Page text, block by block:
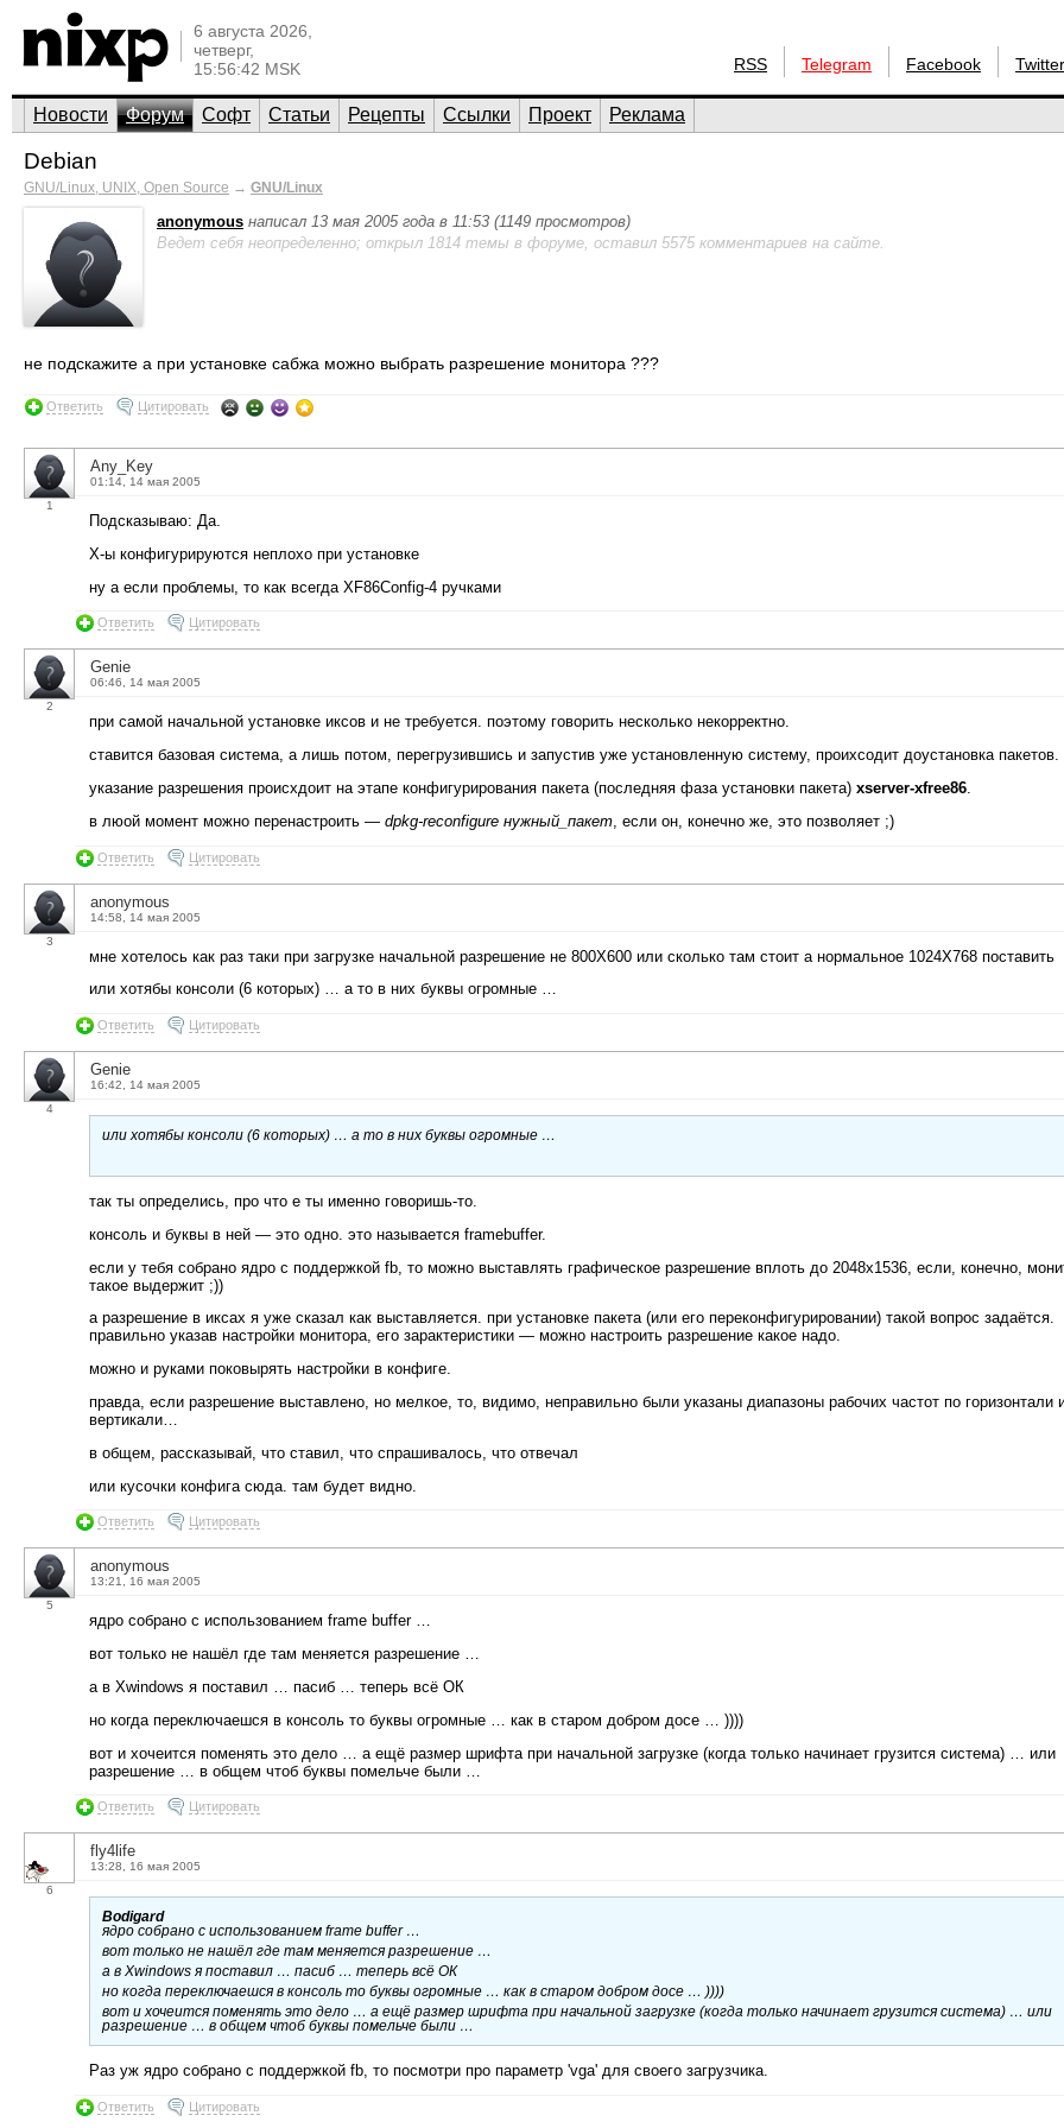
6 августа 2026,
четверг,
15:56:42 MSK
RSS Telegram Facebook Twitter
Новости Форум Софт Статьи Рецепты Ссылки Проект Реклама
Debian
GNU/Linux, UNIX, Open Source → GNU/Linux
anonymous написал 13 мая 2005 года в 11:53 (1149 просмотров)
Ведет себя неопределенно; открыл 1814 темы в форуме, оставил 5575 комментариев на сайте.
не подскажите а при установке сабжа можно выбрать разрешение монитора ???
Ответить Цитировать
1
Any_Key
01:14, 14 мая 2005
Подсказываю: Да.
Х-ы конфигурируются неплохо при установке
ну а если проблемы, то как всегда XF86Config-4 ручками
Ответить Цитировать
2
Genie
06:46, 14 мая 2005
при самой начальной установке иксов и не требуется. поэтому говорить несколько некорректно.
ставится базовая система, а лишь потом, перегрузившись и запустив уже установленную систему, проихсодит доустановка пакетов.
указание разрешения происхдоит на этапе конфигурирования пакета (последняя фаза установки пакета) xserver-xfree86
в люой момент можно перенастроить — dpkg-reconfigure нужный_пакет , если он, конечно же, это позволяет ;)
Ответить Цитировать
3
anonymous
14:58, 14 мая 2005
мне хотелось как раз таки при загрузке начальной разрешение не 800Х600 или сколько там стоит а нормальное 1024Х768 поставить
или хотябы консоли (6 которых) … а то в них буквы огромные …
Ответить Цитировать
4
Genie
16:42, 14 мая 2005
или хотябы консоли (6 которых) … а то в них буквы огромные …
так ты определись, про что е ты именно говоришь-то.
консоль и буквы в ней — это одно. это называется framebuffer.
если у тебя собрано ядро с поддержкой fb, то можно выставлять графическое разрешение вплоть до 2048х1536, если, конечно,
такое выдержит ;))
а разрешение в иксах я уже сказал как выставляется. при установке пакета (или его переконфигурировании) такой вопрос задаётся.
правильно указав настройки монитора, его зарактеристики — можно настроить разрешение какое надо.
можно и руками поковырять настройки в конфиге.
правда, если разрешение выставлено, но мелкое, то, видимо, неправильно были указаны диапазоны рабочих частот по горизонтали
вертикали…
в общем, рассказывай, что ставил, что спрашивалось, что отвечал
или кусочки конфига сюда. там будет видно.
Ответить Цитировать
5
anonymous
13:21, 16 мая 2005
ядро собрано с использованием frame buffer …
вот только не нашёл где там меняется разрешение …
а в Xwindows я поставил … пасиб … теперь всё ОК
но когда переключаешся в консоль то буквы огромные … как в старом добром досе … ))))
вот и хочеится поменять это дело … а ещё размер шрифта при начальной загрузке (когда только начинает грузится система) … или
разрешение … в общем чтоб буквы помельче были …
Ответить Цитировать
6
fly4life
13:28, 16 мая 2005
Bodigard
ядро собрано с использованием frame buffer …
вот только не нашёл где там меняется разрешение …
а в Xwindows я поставил … пасиб … теперь всё ОК
но когда переключаешся в консоль то буквы огромные … как в старом добром досе … ))))
вот и хочеится поменять это дело … а ещё размер шрифта при начальной загрузке (когда только начинает грузится система) … или
разрешение … в общем чтоб буквы помельче были …
Раз уж ядро собрано с поддержкой fb, то посмотри про параметр 'vga' для своего загрузчика.
Ответить Цитировать